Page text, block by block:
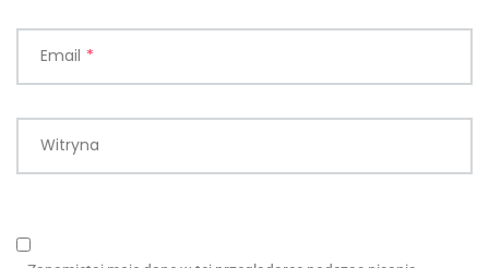
Email *
Witryna